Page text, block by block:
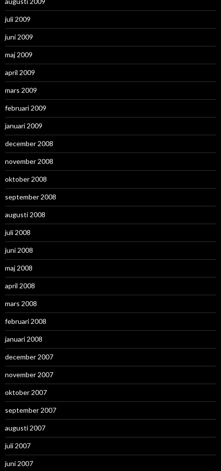
juli 2009
juni 2009
maj 2009
april 2009
mars 2009
februari 2009
januari 2009
december 2008
november 2008
oktober 2008
september 2008
augusti 2008
juli 2008
juni 2008
maj 2008
april 2008
mars 2008
februari 2008
januari 2008
december 2007
november 2007
oktober 2007
september 2007
augusti 2007
juli 2007
juni 2007